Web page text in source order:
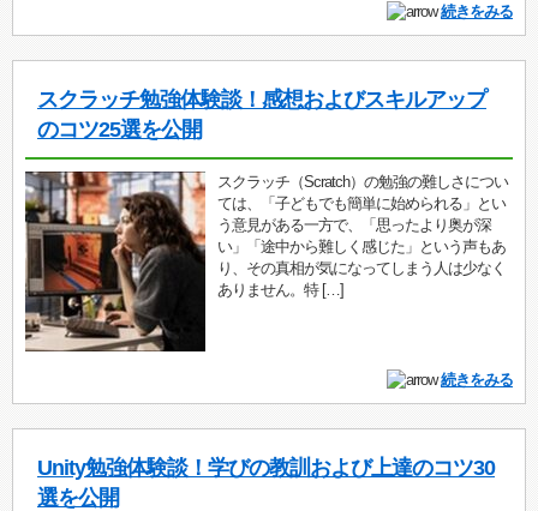
続きをみる
スクラッチ勉強体験談！感想およびスキルアップ
のコツ25選を公開
スクラッチ（Scratch）の勉強の難しさについ
ては、「子どもでも簡単に始められる」とい
う意見がある一方で、「思ったより奥が深
い」「途中から難しく感じた」という声もあ
り、その真相が気になってしまう人は少なく
ありません。特 […]
続きをみる
Unity勉強体験談！学びの教訓および上達のコツ30
選を公開